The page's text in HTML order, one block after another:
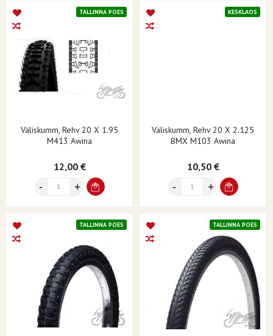
TALLINNA POES
Väliskumm, Rehv 20 X 1.95
M413 Awina
12,00 €
KESKLAOS
Väliskumm, Rehv 20 X 2.125
BMX M103 Awina
10,50 €
TALLINNA POES TALLINNA POES